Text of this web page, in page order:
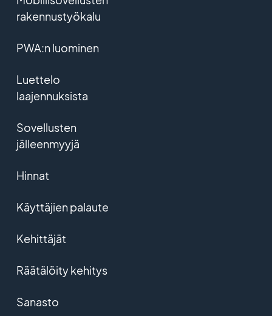
rakennustyökalu
PWA:n luominen
Luettelo
laajennuksista
Sovellusten
jälleenmyyjä
Hinnat
Käyttäjien palaute
Kehittäjät
Räätälöity kehitys
Sanasto